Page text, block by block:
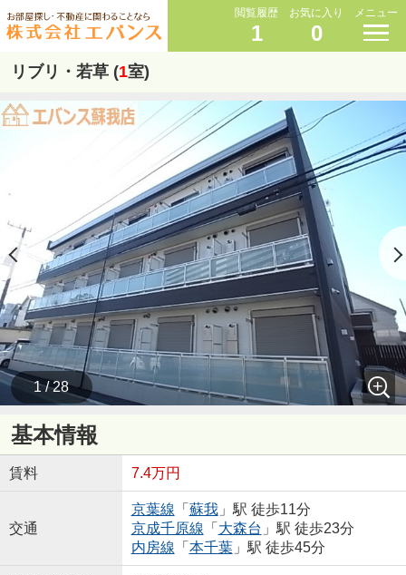
閲覧履歴
1
お気に入り
0
メニュー
リブリ・若草 (1室)
1 / 28
基本情報
賃料 7.4万円
交通
京葉線 「 蘇我」駅 徒歩11分
京成千原線 「 大森台 」駅 徒歩23分
内房線 「 本千葉」駅 徒歩45分